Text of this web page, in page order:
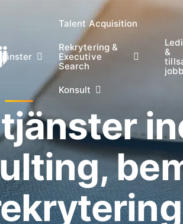
Talent Acquisition
Rekrytering &
Executive
Search
Konsult
&
jobb